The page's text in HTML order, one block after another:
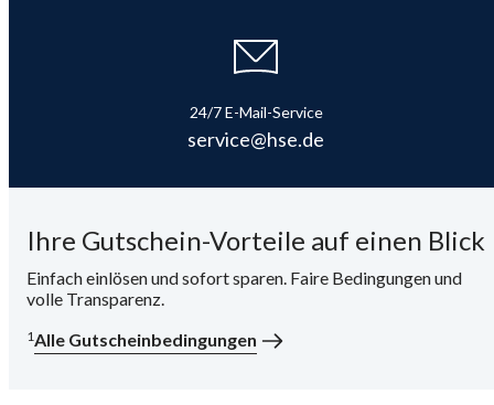
24/7 E-Mail-Service
service@hse.de
Ihre Gutschein-Vorteile auf einen Blick
Einfach einlösen und sofort sparen. Faire Bedingungen und
volle Transparenz.
1Alle Gutscheinbedingungen